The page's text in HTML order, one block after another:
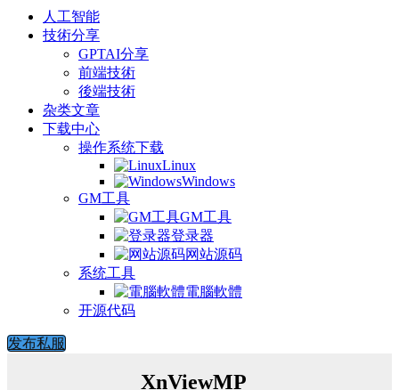
人工智能
技術分享
GPTAI分享
前端技術
後端技術
杂类文章
下载中心
操作系统下载
Linux
Windows
GM工具
GM工具
登录器
网站源码
系统工具
電腦軟體
开源代码
发布私服
XnViewMP